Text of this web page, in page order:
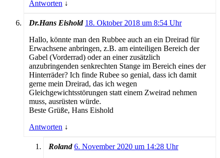
Antworten ↓
Dr.Hans Eishold 18. Oktober 2018 um 8:54 Uhr
Hallo, könnte man den Rubbee auch an ein Dreirad für
Erwachsene anbringen, z.B. am einteiligen Bereich der
Gabel (Vorderrad) oder an einer zusätzlich
anzubringenden senkrechten Stange im Bereich eines der
Hinterräder? Ich finde Rubee so genial, dass ich damit
gerne mein Dreirad, das ich wegen
Gleichgewichtsstörungen statt einem Zweirad nehmen
muss, ausrüsten würde.
Beste Grüße, Hans Eishold
Antworten ↓
Roland 6. November 2020 um 14:28 Uhr